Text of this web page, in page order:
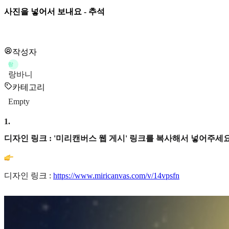
사진을 넣어서 보내요 - 추석
작성자
랑
랑바니
카테고리
Empty
1.
디자인 링크 : '미리캔버스 웹 게시' 링크를 복사해서 넣어주세
디자인 링크 : https://www.miricanvas.com/v/14vpsfn